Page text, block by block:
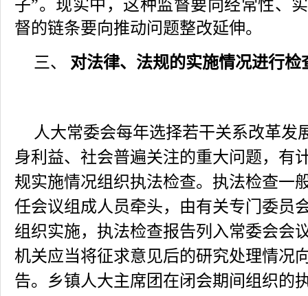
子”。现实中，这种监督要向经常性、
督的链条要向推动问题整改延伸。
三、 对法律、法规的实施情况进行检
人大常委会每年选择若干关系改革发
身利益、社会普遍关注的重大问题，有
规实施情况组织执法检查。执法检查一
任会议组成人员牵头，由有关专门委员
组织实施，执法检查报告列入常委会会
机关应当将征求意见后的研究处理情况
告。乡镇人大主席团在闭会期间组织的